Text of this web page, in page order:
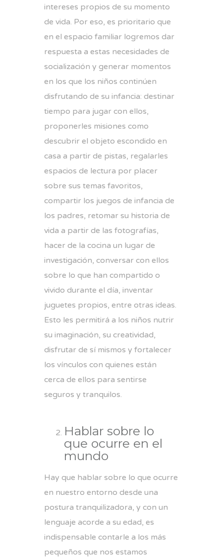
intereses propios de su momento
de vida. Por eso, es prioritario que
en el espacio familiar logremos dar
respuesta a estas necesidades de
socialización y generar momentos
en los que los niños continúen
disfrutando de su infancia: destinar
tiempo para jugar con ellos,
proponerles misiones como
descubrir el objeto escondido en
casa a partir de pistas, regalarles
espacios de lectura por placer
sobre sus temas favoritos,
compartir los juegos de infancia de
los padres, retomar su historia de
vida a partir de las fotografías,
hacer de la cocina un lugar de
investigación, conversar con ellos
sobre lo que han compartido o
vivido durante el día, inventar
juguetes propios, entre otras ideas.
Esto les permitirá a los niños nutrir
su imaginación, su creatividad,
disfrutar de sí mismos y fortalecer
los vínculos con quienes están
cerca de ellos para sentirse
seguros y tranquilos.
Hablar sobre lo
que ocurre en el
mundo
Hay que hablar sobre lo que ocurre
en nuestro entorno desde una
postura tranquilizadora, y con un
lenguaje acorde a su edad, es
indispensable contarle a los más
pequeños que nos estamos